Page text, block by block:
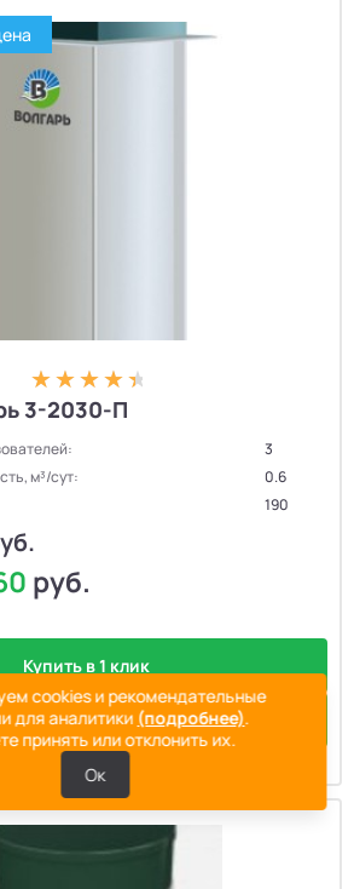
3-2030-П
3
м³/сут:
0.6
190
руб.
Купить в 1 клик
Подробнее
cookies и рекомендательные
для аналитики (подробнее).
принять или отклонить их.
Ок